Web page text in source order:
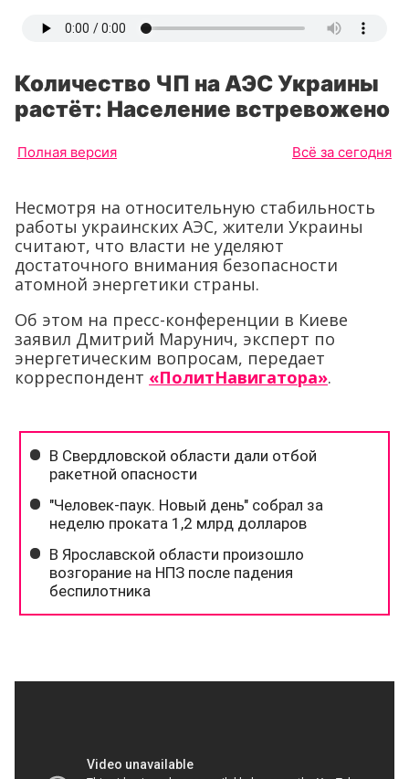
Количество ЧП на АЭС Украины
растёт: Население встревожено
Полная версия Всё за сегодня
Несмотря на относительную стабильность
работы украинских АЭС, жители Украины
считают, что власти не уделяют
достаточного внимания безопасности
атомной энергетики страны.
Об этом на пресс-конференции в Киеве
заявил Дмитрий Марунич, эксперт по
энергетическим вопросам, передает
корреспондент «ПолитНавигатора».